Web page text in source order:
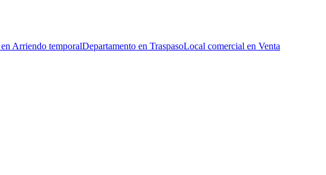
Arriendo temporalDepartamento en TraspasoLocal comercial en Venta